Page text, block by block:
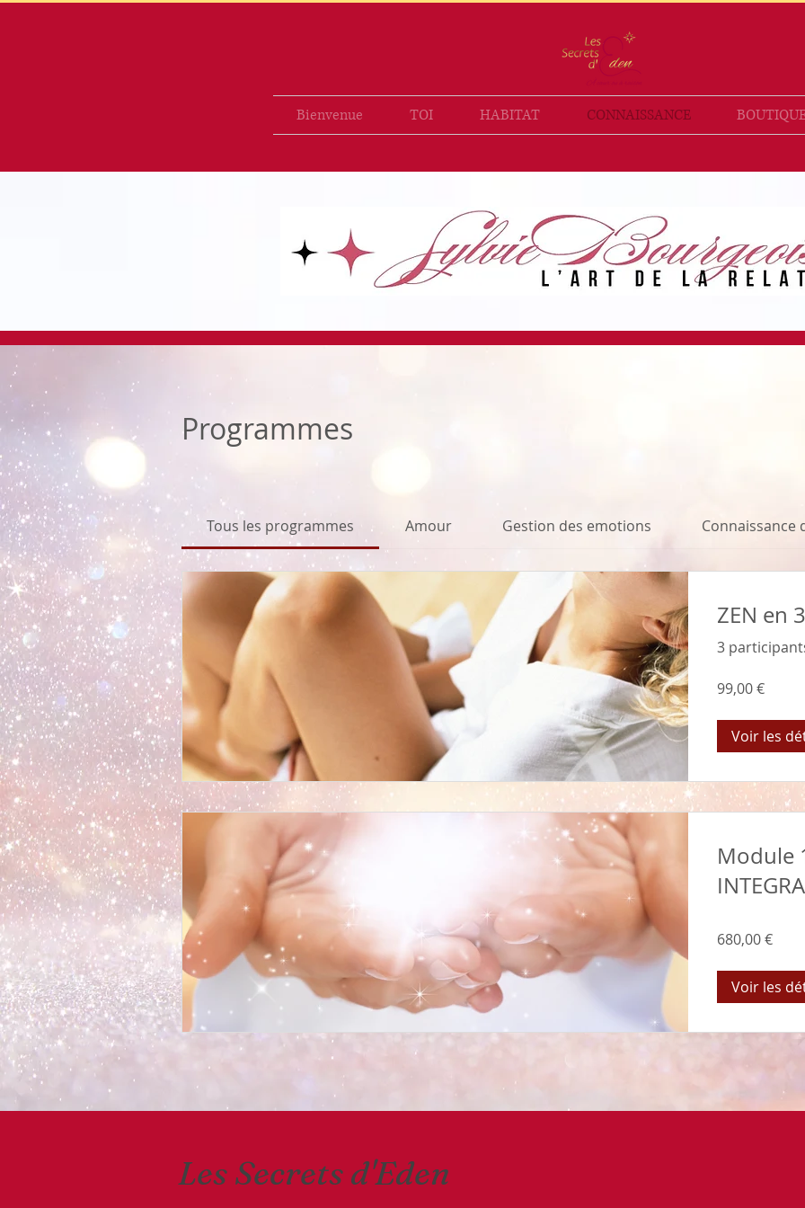
Bienvenue TOI HABITAT CONNAISSANCE
Programmes
Tous les programmes Amour Gestion des emotions Connaissance
ZEN en
3
99,00 €
Voir les
Module
680,00 €
Voir les
Les Secrets d'Eden